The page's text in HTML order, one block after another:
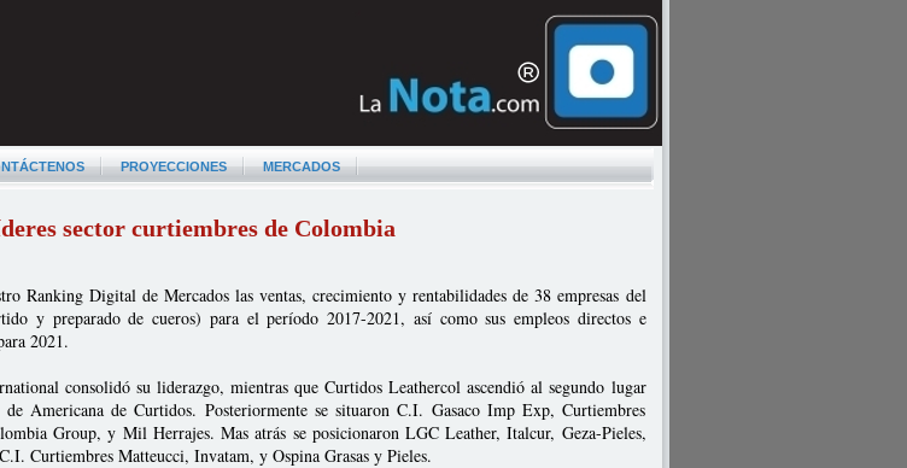
PROYECCIONES MERCADOS
sector curtiembres de Colombia
Ranking Digital de Mercados las ventas, crecimiento y rentabilidades de 38 empresas del
y preparado de cueros) para el período 2017-2021, así como sus empleos directos e
2021.
consolidó su liderazgo, mientras que Curtidos Leathercol ascendió al segundo lugar
Americana de Curtidos. Posteriormente se situaron C.I. Gasaco Imp Exp, Curtiembres
Group, y Mil Herrajes. Mas atrás se posicionaron LGC Leather, Italcur, Geza-Pieles,
Curtiembres Matteucci, Invatam, y Ospina Grasas y Pieles.